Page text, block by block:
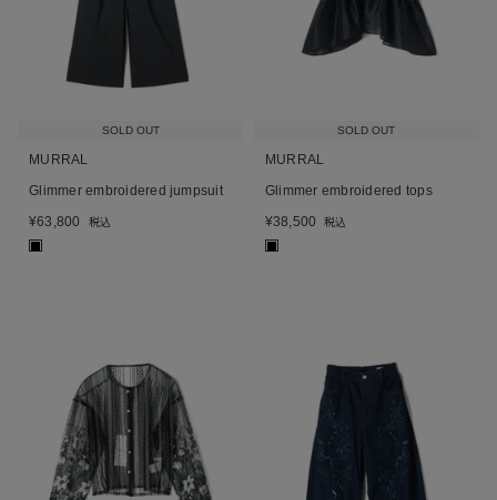
SOLD OUT
MURRAL
Glimmer embroidered jumpsuit
¥63,800 税込
■
SOLD OUT
MURRAL
Glimmer embroidered tops
¥38,500 税込
■